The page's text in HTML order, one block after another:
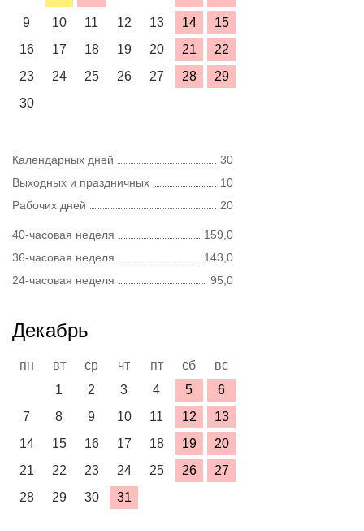
9
10 11 12 13 14
15
16
17 18 19 20 21
22
23
24 25 26 27 28
29
30
Календарных дней
30
Выходных и праздничных
10
Рабочих дней
20
40-часовая неделя
159,0
36-часовая неделя
143,0
24-часовая неделя
95,0
Декабрь
пн вт ср чт пт сб
вс
1
2 3 4 5
6
7
8 9 10 11 12
13
14
15 16 17 18 19
20
21
22 23 24 25 26
27
28
29 30 31